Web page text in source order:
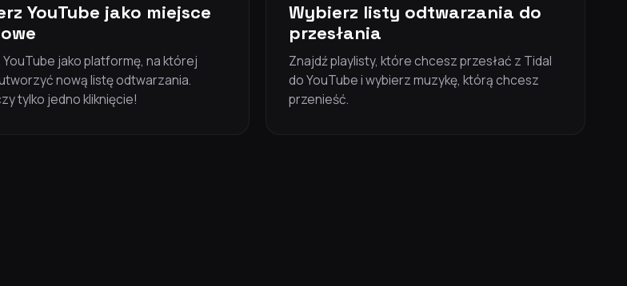
YouTube jako miejsce
jako platformę, na której
nową listę odtwarzania.
tylko jedno kliknięcie!
Wybierz listy odtwarzania do
przesłania
Znajdź playlisty, które chcesz przesłać z Tidal
do YouTube i wybierz muzykę, którą chcesz
przenieść.